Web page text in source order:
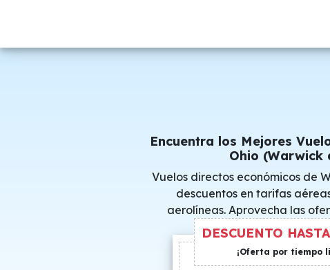
Encuentra los Mejores
Ohio (Warwick
Vuelos directos económicos de
descuentos en tarifas
aerolíneas. Aprovecha las
consigue precios
DESCUENTO
¡Oferta por tiempo